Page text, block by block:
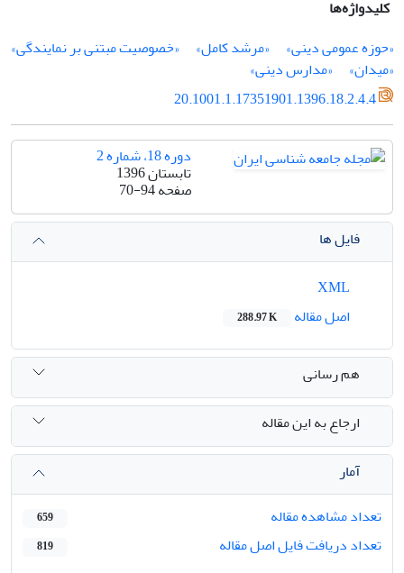
کلیدواژه‌ها
«حوزه­ عمومی دینی»
«مرشد کامل»
«خصوصیت مبتنی بر نمایندگی»
«میدان»
«مدارس دینی»
20.1001.1.17351901.1396.18.2.4.4
دوره 18، شماره 2
تابستان 1396
صفحه70-94
فایل ها
اصل مقاله
288.97 K
هم رسانی
ارجاع به این مقاله
آمار
تعداد مشاهده مقاله
659
تعداد دریافت فایل اصل مقاله 819